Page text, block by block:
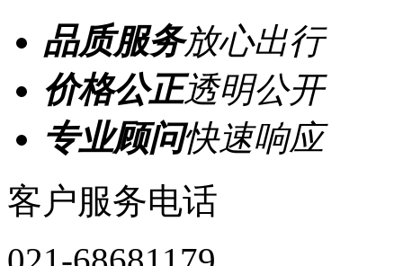
品质服务放心出行
价格公正透明公开
专业顾问快速响应
客户服务电话